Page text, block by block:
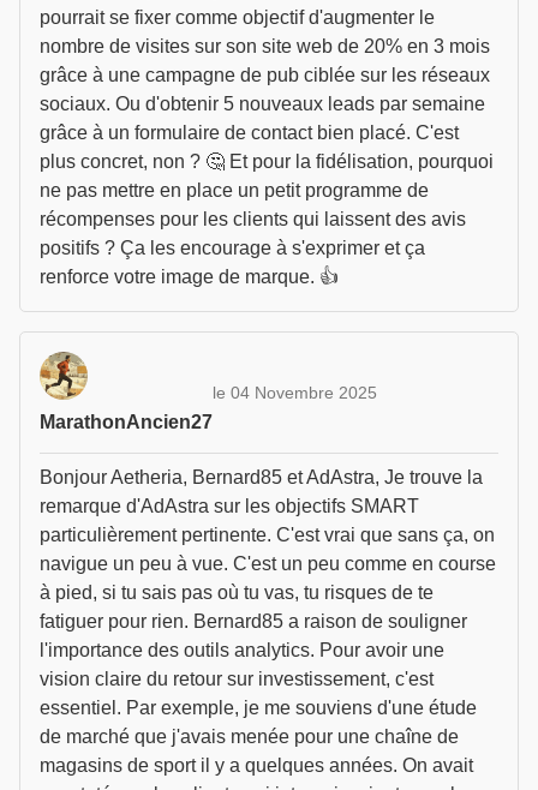
pourrait se fixer comme objectif d'augmenter le
nombre de visites sur son site web de 20% en 3 mois
grâce à une campagne de pub ciblée sur les réseaux
sociaux. Ou d'obtenir 5 nouveaux leads par semaine
grâce à un formulaire de contact bien placé. C'est
plus concret, non ? 🤔 Et pour la fidélisation, pourquoi
ne pas mettre en place un petit programme de
récompenses pour les clients qui laissent des avis
positifs ? Ça les encourage à s'exprimer et ça
renforce votre image de marque. 👍
MarathonAncien27
le 04 Novembre 2025
Bonjour Aetheria, Bernard85 et AdAstra, Je trouve la
remarque d'AdAstra sur les objectifs SMART
particulièrement pertinente. C'est vrai que sans ça, on
navigue un peu à vue. C'est un peu comme en course
à pied, si tu sais pas où tu vas, tu risques de te
fatiguer pour rien. Bernard85 a raison de souligner
l'importance des outils analytics. Pour avoir une
vision claire du retour sur investissement, c'est
essentiel. Par exemple, je me souviens d'une étude
de marché que j'avais menée pour une chaîne de
magasins de sport il y a quelques années. On avait